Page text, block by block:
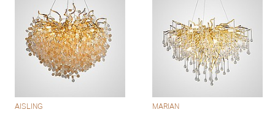
AISLING MARIAN